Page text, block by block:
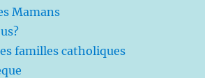
Mamans
familles catholiques